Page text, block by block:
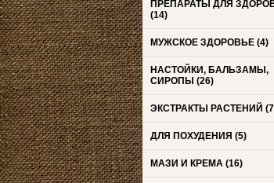
ПРЕПАРАТЫ ДЛЯ
(14)
МУЖСКОЕ ЗДОРОВЬЕ (4)
НАСТОЙКИ, БАЛЬЗАМЫ,
СИРОПЫ (26)
ЭКСТРАКТЫ РАСТЕНИЙ
ДЛЯ ПОХУДЕНИЯ (5)
МАЗИ И КРЕМА (16)